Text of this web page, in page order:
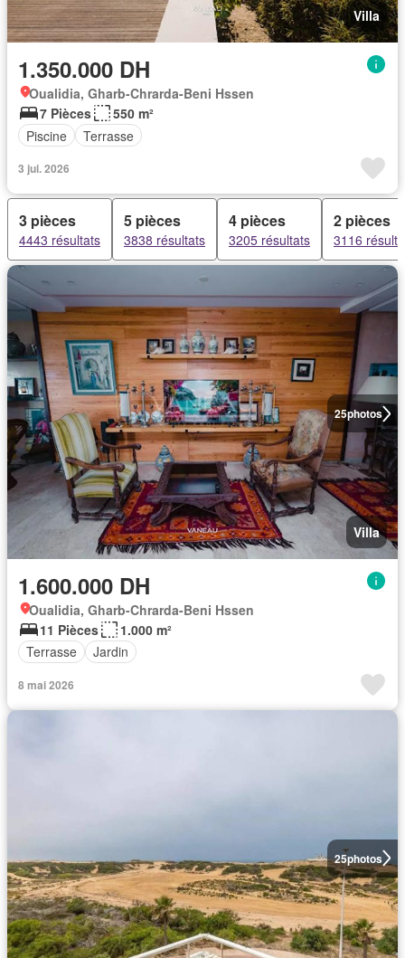
Villa
1.350.000 DH
Oualidia, Gharb-Chrarda-Beni Hssen
7 Pièces
550 m²
Piscine
Terrasse
3 jui. 2026
3 pièces
4443 résultats
5 pièces
3838 résultats
4 pièces
3205 résultats
2 pièces
3116
25photos
Villa
1.600.000 DH
Oualidia, Gharb-Chrarda-Beni Hssen
11 Pièces
1.000 m²
Terrasse
Jardin
8 mai 2026
25photos